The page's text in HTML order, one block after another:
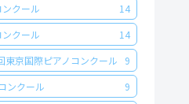
クール
14
クール
14
東京国際ピアノコンクール
9
ンクール
9